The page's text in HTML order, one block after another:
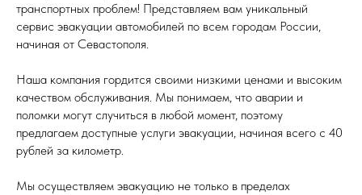
транспортных проблем! Представляем вам уникальный
сервис эвакуации автомобилей по всем городам России,
начиная от Севастополя.
Наша компания гордится своими низкими ценами и высоким
качеством обслуживания. Мы понимаем, что аварии и
поломки могут случиться в любой момент, поэтому
предлагаем доступные услуги эвакуации, начиная всего с 40
рублей за километр.
Мы осуществляем эвакуацию не только в пределах